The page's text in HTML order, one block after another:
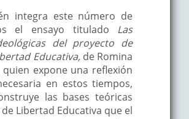
integra este número de
el ensayo titulado Las
del proyecto de
Educativa, de Romina
quien expone una reflexión
en estos tiempos,
las bases teóricas
de Libertad Educativa que el